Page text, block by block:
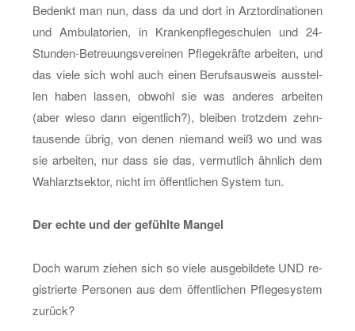
Be­denkt man nun, dass da und dort in Arz­t­or­di­na­tio­nen
und Am­bu­la­to­ri­en, in Kran­ken­pfle­ge­schu­len und 24-
Stun­den-Be­treu­ungs­ver­ei­nen Pfle­ge­kräf­te ar­bei­ten, und
das viele sich wohl auch einen Be­rufs­aus­weis aus­stel­
len haben las­sen, ob­wohl sie was an­de­res ar­bei­ten
(aber wieso dann ei­gent­lich?), blei­ben trotz­dem zehn­
tau­sen­de übrig, von denen nie­mand weiß wo und was
sie ar­bei­ten, nur dass sie das, ver­mut­lich ähn­lich dem
Wahl­arzt­sek­tor, nicht im öf­fent­li­chen Sys­tem tun.
Der echte und der ge­fühl­te Man­gel
Doch warum zie­hen sich so viele aus­ge­bil­de­te UND re­
gis­trier­te Per­so­nen aus dem öf­fent­li­chen Pfle­ge­sys­tem
zu­rück?